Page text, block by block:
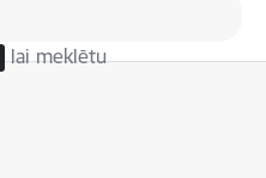
lai meklētu